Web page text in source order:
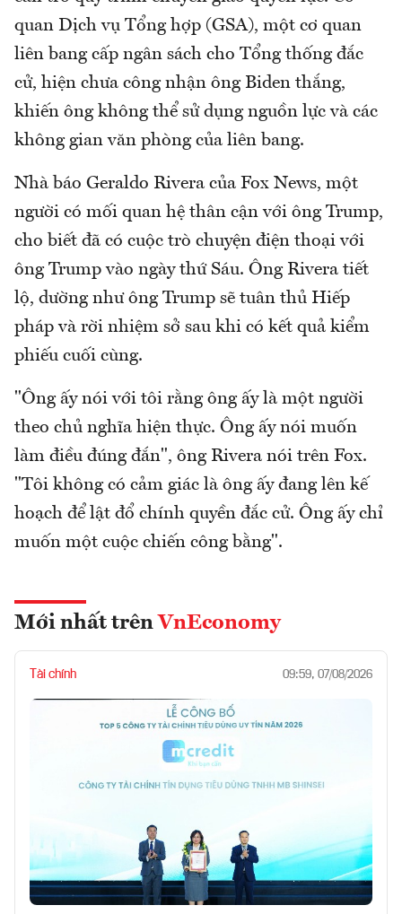
quan Dịch vụ Tổng hợp (GSA), một cơ quan
liên bang cấp ngân sách cho Tổng thống đắc
cử, hiện chưa công nhận ông Biden thắng,
khiến ông không thể sử dụng nguồn lực và các
không gian văn phòng của liên bang.
Nhà báo Geraldo Rivera của Fox News, một
người có mối quan hệ thân cận với ông Trump,
cho biết đã có cuộc trò chuyện điện thoại với
ông Trump vào ngày thứ Sáu. Ông Rivera tiết
lộ, dường như ông Trump sẽ tuân thủ Hiếp
pháp và rời nhiệm sở sau khi có kết quả kiểm
phiếu cuối cùng.
"Ông ấy nói với tôi rằng ông ấy là một người
theo chủ nghĩa hiện thực. Ông ấy nói muốn
làm điều đúng đắn", ông Rivera nói trên Fox.
"Tôi không có cảm giác là ông ấy đang lên kế
hoạch để lật đổ chính quyền đắc cử. Ông ấy chỉ
muốn một cuộc chiến công bằng".
Mới nhất trên VnEconomy
Tài chính 09:59, 07/08/2026